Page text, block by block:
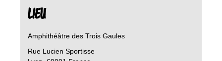
LIEU
Amphithéâtre des Trois Gaules
Rue Lucien Sportisse